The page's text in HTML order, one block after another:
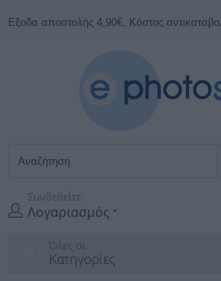
Εξοδα αποστολής 4,90€, Κόστος
Συνδεθείτε
Λογαριασμός
Όλες οι
Κατηγορίες